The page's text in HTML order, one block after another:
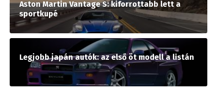
Aston Martin Vantage S: kiforrottabb lett a
sportkupé
Legjobb japán autók: az első öt modell a listán